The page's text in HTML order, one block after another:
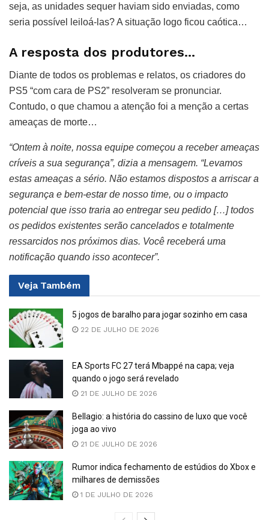
seja, as unidades sequer haviam sido enviadas, como
seria possível leiloá-las? A situação logo ficou caótica…
A resposta dos produtores…
Diante de todos os problemas e relatos, os criadores do
PS5 “com cara de PS2” resolveram se pronunciar.
Contudo, o que chamou a atenção foi a menção a certas
ameaças de morte…
“Ontem à noite, nossa equipe começou a receber ameaças
críveis a sua segurança”, dizia a mensagem. “Levamos
estas ameaças a sério. Não estamos dispostos a arriscar a
segurança e bem-estar de nosso time, ou o impacto
potencial que isso traria ao entregar seu pedido […] todos
os pedidos existentes serão cancelados e totalmente
ressarcidos nos próximos dias. Você receberá uma
notificação quando isso acontecer”.
Veja Também
5 jogos de baralho para jogar sozinho em casa
22 DE JULHO DE 2026
EA Sports FC 27 terá Mbappé na capa; veja
quando o jogo será revelado
21 DE JULHO DE 2026
Bellagio: a história do cassino de luxo que você
joga ao vivo
21 DE JULHO DE 2026
Rumor indica fechamento de estúdios do Xbox e
milhares de demissões
1 DE JULHO DE 2026